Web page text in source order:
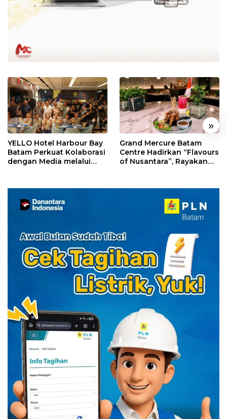
« »
YELLO Hotel Harbour Bay
Batam Perkuat Kolaborasi
dengan Media melalui
Grand Mercure Batam
Centre Hadirkan “Flavours
of Nusantara”, Rayakan